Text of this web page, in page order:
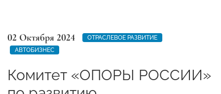
02 Октября 2024
ОТРАСЛЕВОЕ РАЗВИТИЕ
АВТОБИЗНЕС
Комитет «ОПОРЫ РОССИИ»